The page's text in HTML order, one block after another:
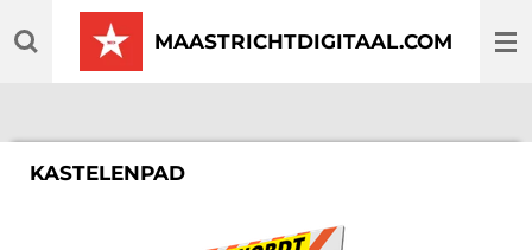
direct
MAASTRICHTDIGITAAL.COM
KASTELENPAD